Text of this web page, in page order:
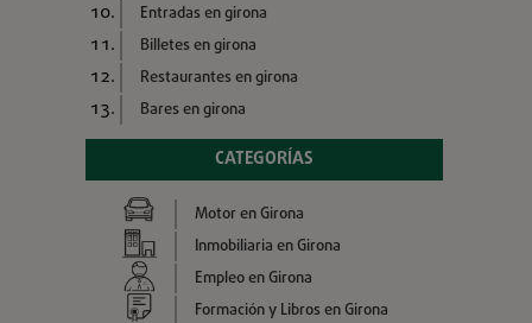
Entradas en girona
Billetes en girona
Restaurantes en girona
Bares en girona
CATEGORÍAS
Motor en Girona
Inmobiliaria en Girona
Empleo en Girona
Formación y Libros en Girona